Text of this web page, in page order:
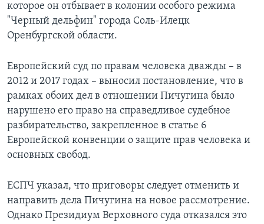
которое он отбывает в колонии особого режима
"Черный дельфин" города Соль-Илецк
Оренбургской области.
Европейский суд по правам человека дважды – в
2012 и 2017 годах – выносил постановление, что в
рамках обоих дел в отношении Пичугина было
нарушено его право на справедливое судебное
разбирательство, закрепленное в статье 6
Европейской конвенции о защите прав человека и
основных свобод.
ЕСПЧ указал, что приговоры следует отменить и
направить дела Пичугина на новое рассмотрение.
Однако Президиум Верховного суда отказался это